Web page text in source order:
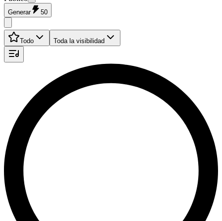
Generar 50
Todo Toda la visibilidad